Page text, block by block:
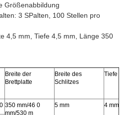
Größenabbildung
3 SPalten, 100 Stellen pro
4,5 mm, Tiefe 4,5 mm, Länge 350
Breite der
Brettplatte
Breite des
Schlitzes
Tiefe
350 mm/46 0
mm/530 m
5 mm 4 mm